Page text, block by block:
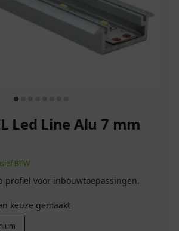
Led Line Alu 7 mm
BTW
profiel voor inbouwtoepassingen.
keuze gemaakt